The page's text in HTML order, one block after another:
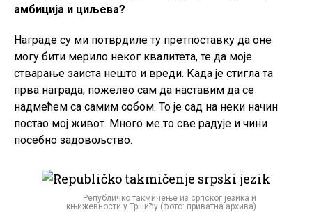
амбиција и циљева?
Награде су ми потврдиле ту претпоставку да оне
могу бити мерило неког квалитета, те да моје
стварање заиста нешто и вреди. Када је стигла та
прва награда, пожелео сам да наставим да се
надмећем са самим собом. То је сад на неки начин
постао мој живот. Много ме то све радује и чини
посебно задовољство.
Републичко такмичење из српског језика и
књижевности у Тршићу (фото: приватна архива)